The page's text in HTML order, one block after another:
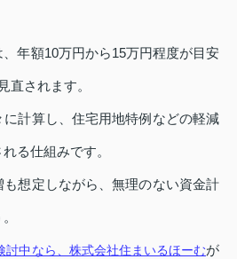
年額10万円から15万円程度が目安
直されます。
計算し、住宅用地特例などの軽減
る仕組みです。
想定しながら、無理のない資金計
討中なら、株式会社住まいるほーむが